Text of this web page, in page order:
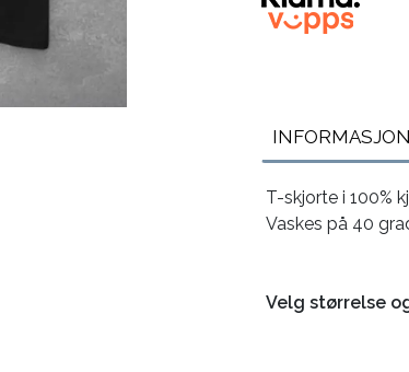
INFORMASJON
T-skjorte i 100%
Vaskes på 40
Velg størrelse